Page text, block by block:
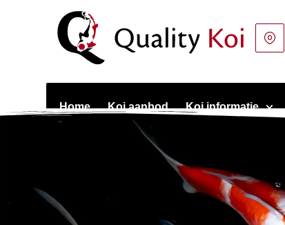
Home Koi aanbod Koi informatie